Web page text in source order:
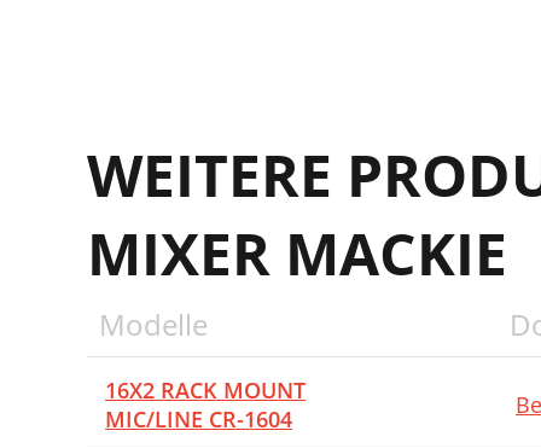
WEITERE
MIXER MACKIE
Modelle
16X2 RACK MOUNT
MIC/LINE CR-1604